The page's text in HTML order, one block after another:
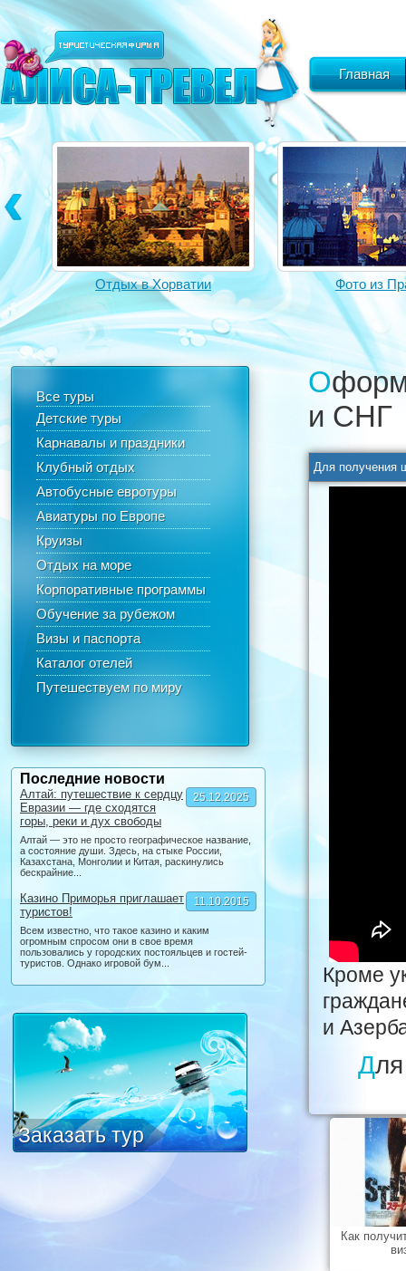
Главная
Отдых в Хорватии Фото из
Все туры
Детские туры
Карнавалы и праздники
Клубный отдых
Автобусные евротуры
Авиатуры по Европе
Круизы
Отдых на море
Корпоративные программы
Обучение за рубежом
Визы и паспорта
Каталог отелей
Путешествуем по миру
Последние новости
25.12.2025
Алтай: путешествие к сердцу
Евразии — где сходятся
горы, реки и дух свободы
Алтай — это не просто географическое название,
а состояние души. Здесь, на стыке России,
Казахстана, Монголии и Китая, раскинулись
бескрайние...
11.10.2015
Казино Приморья приглашает
туристов!
Всем известно, что такое казино и каким
огромным спросом они в свое время
пользовались у городских постояльцев и гостей-
туристов. Однако игровой бум...
Заказать тур
Оформление визы шенген для граждан России
и СНГ
Кроме
и
Для получения шенгенской визы отныне нужно
Как